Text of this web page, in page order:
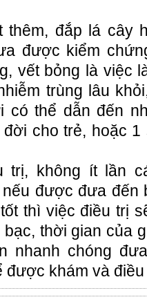
thêm, đắp lá cây
được kiểm
vết bỏng là việc
trùng lâu
có thể dẫn đến
cho trẻ, hoặc
trị, không ít lần
được đưa đến
thì việc điều trị
thời gian của
nhanh chóng
được khám và